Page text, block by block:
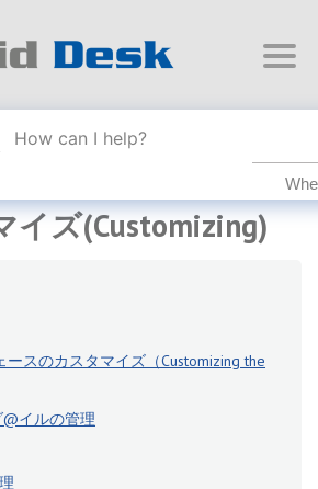
FLUID DESK BIM 2025
イズ(Customizing)
スのカスタマイズ（Customizing the
イルの管理